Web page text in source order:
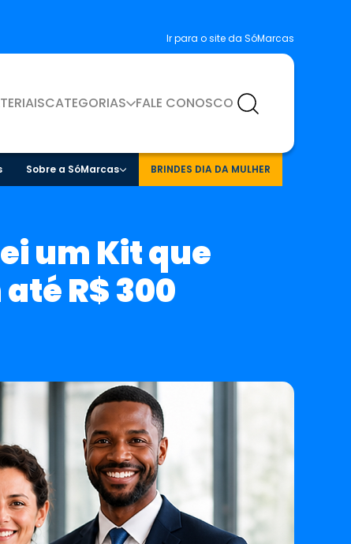
Ir para o site da SóMarcas
CATEGORIAS FALE CONOSCO
Sobre a SóMarcas BRINDES DIA DA MULHER
um Kit que
R$ 300